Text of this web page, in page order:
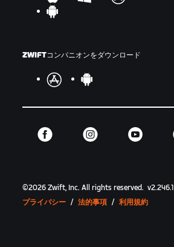
ZWIFTコンパニオンをダウンロード
©2026 Zwift, Inc.All rights reserved. v2.246.1
プライバシー / 法的事項 / 利用規約